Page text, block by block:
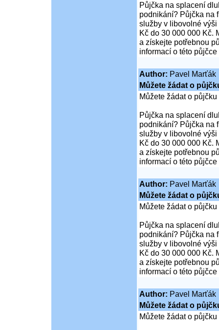
Půjčka na splacení
podnikání? Půjčka na
služby v libovolné
Kč do 30 000 000 Kč.
a získejte potřebnou
informací o této
Author: Pavel Marťák
Můžete žádat o
Můžete žádat o
Půjčka na splacení
podnikání? Půjčka na
služby v libovolné
Kč do 30 000 000 Kč.
a získejte potřebnou
informací o této
Author: Pavel Marťák
Můžete žádat o
Můžete žádat o
Půjčka na splacení
podnikání? Půjčka na
služby v libovolné
Kč do 30 000 000 Kč.
a získejte potřebnou
informací o této
Author: Pavel Marťák
Můžete žádat o
Můžete žádat o